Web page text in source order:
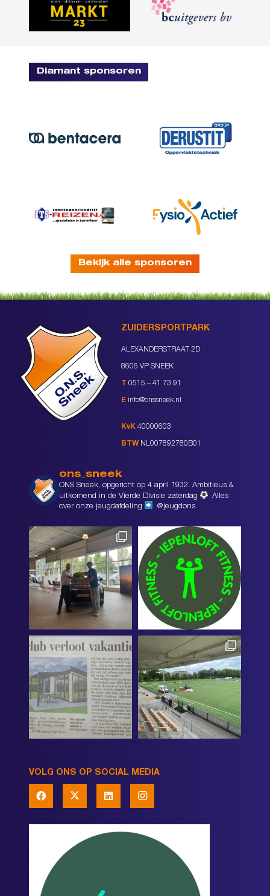
Diamant sponsoren
Bekijk alle sponsoren
ZUIDERSPORTPARK
ALEXANDERSTRAAT 2D
8606 VP SNEEK
T 0515 – 41 73 91
E info@onssneek.nl
KvK 40000603
BTW NL007892780B01
ons_sneek
ONS Sneek, opgericht op 4 april 1932. Ambitieus &
uitkomend in de Vierde Divisie zaterdag
Alles
over onze jeugdafdeling
@jeugdons
VOLG ONS OP SOCIAL MEDIA